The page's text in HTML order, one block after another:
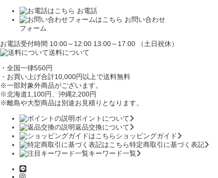
お電話
お問い合わせ
フォーム
お電話受付時間 10:00～12:00 13:00～17:00 （土日祝休）
送料について
・全国一律550円
・お買い上げ合計10,000円 以上で送料無料
※一部対象外商品がございます。
※北海道1,100円、沖縄2,200円
※離島や大型商品は別途お見積りとなります。
ポイントについて
返品交換について
ショッピングガイド
特定商取引に基づく表記
キーワード一覧